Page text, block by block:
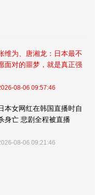
维为、唐湘龙：日本最不
面对的噩梦，就是真正强
08-06 09:57:46
本女网红在韩国直播时自
身亡 悲剧全程被直播
08-06 09:21:46